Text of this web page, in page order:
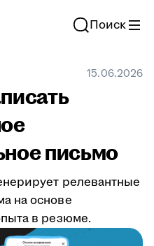
Поиск
15.06.2026
письмо
релевантные
на основе
в резюме.